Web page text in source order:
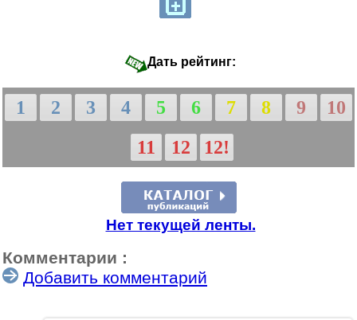
Дать рейтинг:
1 2 3 4 5 6 7 8 9
10
11
12 12!
Нет текущей ленты.
Комментарии :
Добавить комментарий